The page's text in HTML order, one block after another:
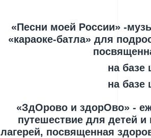
«Песни моей России» -
«караоке-батла» для
на
на
«ЗдОрово и здорОво» -
путешествие для детей
лагерей, посвященная